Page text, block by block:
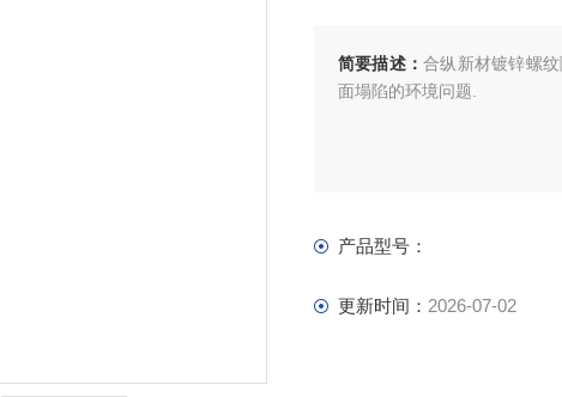
简要描述：合纵新材镀锌螺
面塌陷的环境问题.
产品型号：
更新时间： 2026-07-02